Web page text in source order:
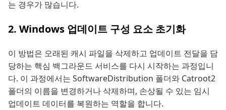
는 경우가 많습니다.
2. Windows 업데이트 구성 요소 초기화
이 방법은 오래된 캐시 파일을 삭제하고 업데이트 전달을 담
당하는 핵심 백그라운드 서비스를 다시 시작하는 과정입니
다. 이 과정에서는 SoftwareDistribution 폴더와 Catroot2
폴더의 이름을 변경하거나 삭제하며, 손상될 수 있는 임시
업데이트 데이터를 복원하는 역할을 합니다.